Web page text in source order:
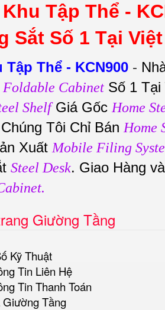
Tập Thể -
Sắt Số 1 Tại
Thể - KCN900 -
Foldable Cabinet Số 1 Tại
ShelfGiá Gốc Home
Tôi Chỉ Bán Home
Xuất Mobile Filing
Steel Desk. Giao Hàng
Giường Tầng
Kỹ Thuật
Tin Liên Hệ
Tin Thanh Toán
Tầng